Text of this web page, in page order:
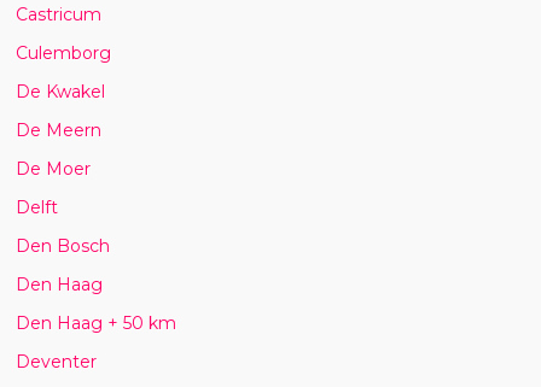
Castricum
Culemborg
De Kwakel
De Meern
De Moer
Delft
Den Bosch
Den Haag
Den Haag + 50 km
Deventer